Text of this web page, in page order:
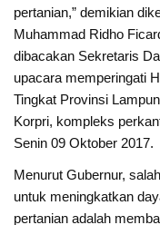
pertanian,” demikian
Muhammad Ridho
dibacakan Sekretaris
upacara memperingati
Tingkat Provinsi
Korpri, kompleks
Senin 09 Oktober 2017.
Menurut Gubernur,
untuk meningkatkan
pertanian adalah